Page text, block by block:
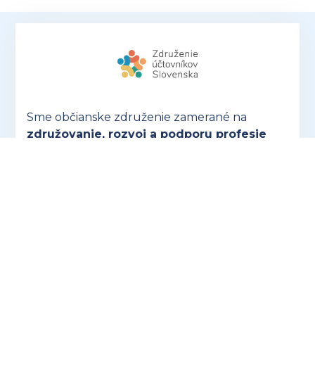
Sme občianske združenie zamerané na
združovanie, rozvoj a podporu profesie